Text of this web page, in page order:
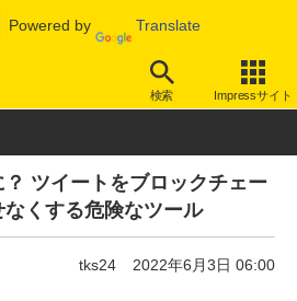
Powered by Translate
検索 Impressサイト
ツイートをブロックチェー
くする危険なツール
tks24 2022年6月3日 06:00